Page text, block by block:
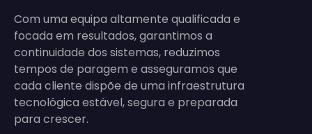
Com uma equipa altamente qualificada e
focada em resultados, garantimos a
continuidade dos sistemas, reduzimos
tempos de paragem e asseguramos que
cada cliente dispõe de uma infraestrutura
tecnológica estável, segura e preparada
para crescer.